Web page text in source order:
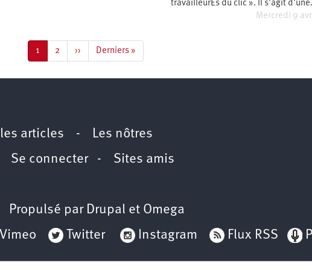
travailleurEs du clic ». Il s’agit
Mercredi 9
Page
courante
1 Page
2
Page
suivante
››
Dernière
page
Derniers »
les articles - Les nôtres
Se connecter- Sites amis
Propulsé par Drupal et Omega
Vimeo Twitter Instagram Flux RSS